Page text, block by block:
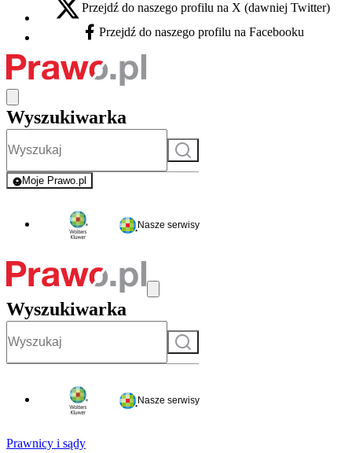
X - otwiera się w nowej karcie
Przejdź do naszego profilu na X (dawniej Twitter)
Facebook - otwiera się w nowej karcie
Przejdź do naszego profilu na Facebooku
Wyszukiwarka
Szukaj
Moje Prawo.pl
- rejestracja i logowanie do serwisu
Nasze serwisy
Wyszukiwarka
Szukaj
Nasze serwisy
Prawnicy i sądy